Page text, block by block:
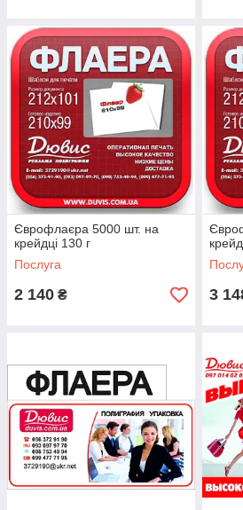
Єврофлаєра 5000 шт. на
крейдці 130 г
Послуга
2 140 ₴ 3